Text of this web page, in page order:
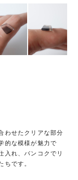
わせたクリアな部分
的な模様が魅力で
入れ、バンコクでリ
ちです。